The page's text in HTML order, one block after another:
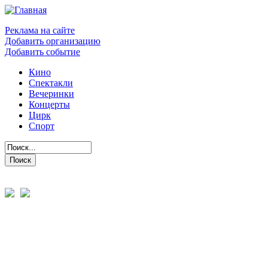
Реклама на сайте
Добавить организацию
Добавить событие
Кино
Спектакли
Вечеринки
Концерты
Цирк
Спорт